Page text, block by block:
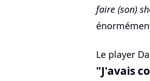
faire (son)
Le player
"J'avais